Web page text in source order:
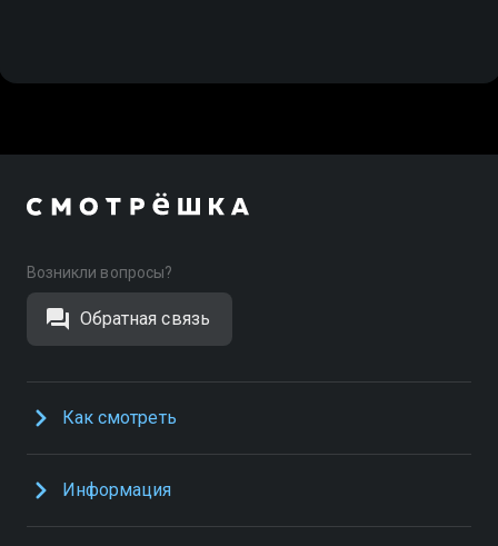
Возникли вопросы?
Обратная связь
Как смотреть
Информация